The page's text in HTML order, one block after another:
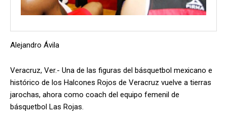
Alejandro Ávila
Veracruz, Ver.- Una de las figuras del básquetbol mexicano e
histórico de los Halcones Rojos de Veracruz vuelve a tierras
jarochas, ahora como coach del equipo femenil de
básquetbol Las Rojas.